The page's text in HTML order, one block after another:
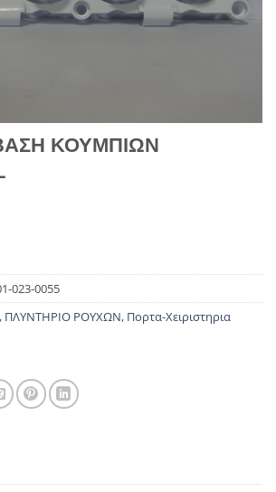
ΚΟΥΜΠΙΩΝ
023-0055
, ΠΛΥΝΤΗΡΙΟ ΡΟΥΧΩΝ, Πορτα-Χειριστηρια